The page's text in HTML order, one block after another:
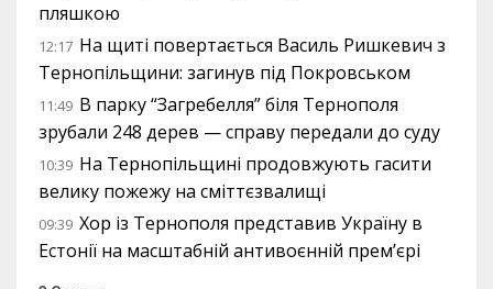
пляшкою
12:17 На щиті повертається Василь Ришкевич з
Тернопільщини: загинув під Покровськом
11:49 В парку “Загребелля” біля Тернополя
зрубали 248 дерев — справу передали до суду
10:39 На Тернопільщині продовжують гасити
велику пожежу на сміттєзвалищі
09:39 Хор із Тернополя представив Україну в
Естонії на масштабній антивоєнній прем’єрі